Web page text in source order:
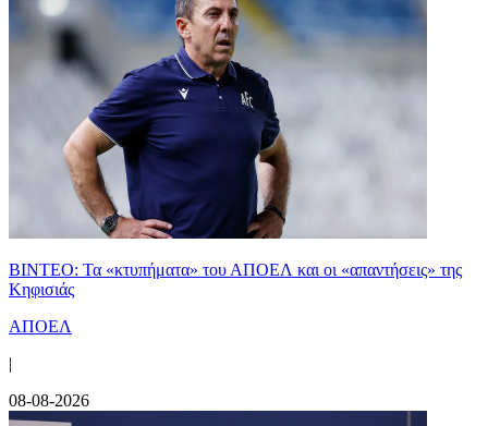
ΒΙΝΤΕΟ: Τα «κτυπήματα» του ΑΠΟΕΛ και οι «απαντήσεις» της
Κηφισιάς
ΑΠΟΕΛ
|
08-08-2026